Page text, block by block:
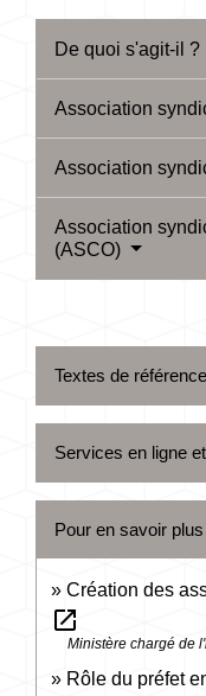
De quoi s'agit-il ?
Association
Association
Association
(ASCO)
Textes de référence
Services en ligne
Pour en savoir plus
Création des
open_in_new
Ministère chargé de
Rôle du préfet